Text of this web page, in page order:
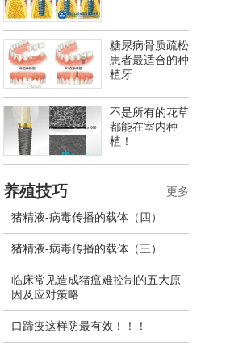
糖尿病骨质疏松
患者最适合的种
植牙
不是所有的花草
都能在室内种
植！
养殖技巧
猪精液-病毒传播的载体（四）
猪精液-病毒传播的载体（三）
临床常见造成猪瘟难控制的五大原
因及应对策略
口蹄疫这样防最有效！！！
更多